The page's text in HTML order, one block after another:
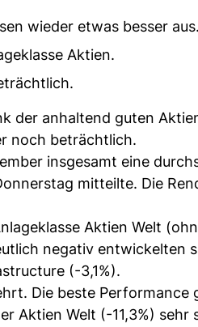
wieder etwas besser aus.
Aktien.
der anhaltend guten
noch beträchtlich.
insgesamt eine
mitteilte. Die
Aktien Welt
negativ entwickelten
(-3,1%).
Die beste Performance
Aktien Welt (-11,3%)